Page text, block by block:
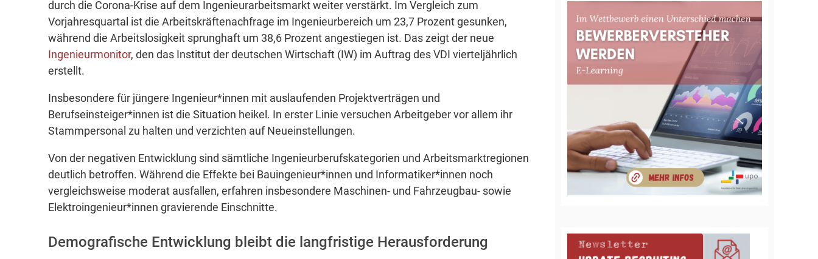
durch die Corona-Krise auf dem Ingenieurarbeitsmarkt weiter verstärkt. Im Vergleich zum
Vorjahresquartal ist die Arbeitskräftenachfrage im Ingenieurbereich um 23,7 Prozent gesunken,
während die Arbeitslosigkeit sprunghaft um 38,6 Prozent angestiegen ist. Das zeigt der neue
Ingenieurmonitor, den das Institut der deutschen Wirtschaft (IW) im Auftrag des VDI vierteljährlich
erstellt.
Insbesondere für jüngere Ingenieur*innen mit auslaufenden Projektverträgen und
Berufseinsteiger*innen ist die Situation heikel. In erster Linie versuchen Arbeitgeber vor allem ihr
Stammpersonal zu halten und verzichten auf Neueinstellungen.
Von der negativen Entwicklung sind sämtliche Ingenieurberufskategorien und Arbeitsmarktregionen
deutlich betroffen. Während die Effekte bei Bauingenieur*innen und Informatiker*innen noch
vergleichsweise moderat ausfallen, erfahren insbesondere Maschinen- und Fahrzeugbau- sowie
Elektroingenieur*innen gravierende Einschnitte.
Demografische Entwicklung bleibt die langfristige Herausforderung